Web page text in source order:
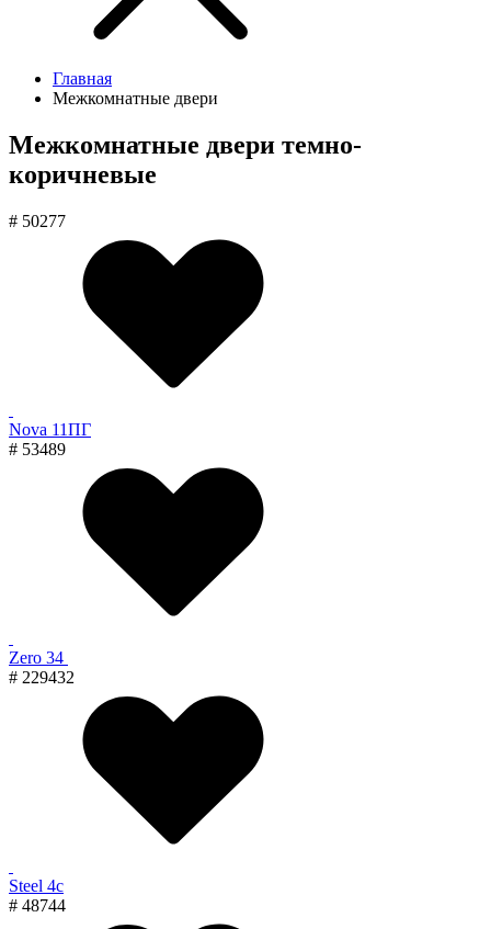
Главная
Межкомнатные двери
Межкомнатные двери темно-
коричневые
# 50277
Nova 11ПГ
# 53489
Zero 34
# 229432
Steel 4с
# 48744